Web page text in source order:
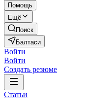
Помощь
Ещё
Поиск
Балтаси
Войти
Войти
Создать резюме
Статьи